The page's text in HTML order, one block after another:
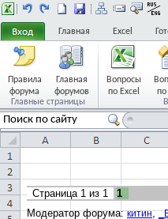
Главная Excel
Правила
форума
Главная
форумов
Главные страницы
Вопросы
по Excel
по
Страница 1 из 1
1
Модератор форума:китин,